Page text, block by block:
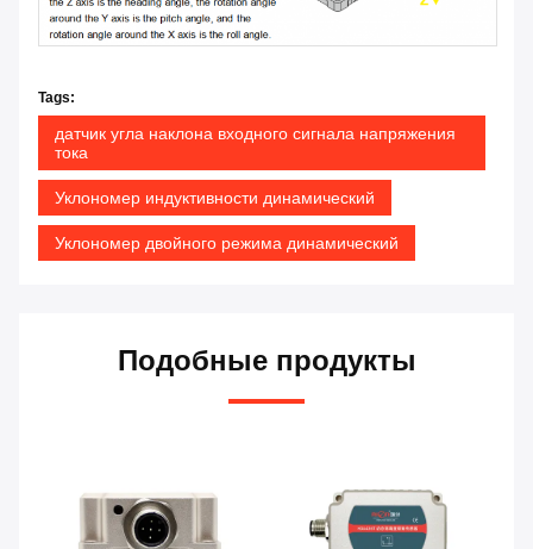
Tags:
датчик угла наклона входного сигнала напряжения
тока
Уклономер индуктивности динамический
Уклономер двойного режима динамический
Подобные продукты